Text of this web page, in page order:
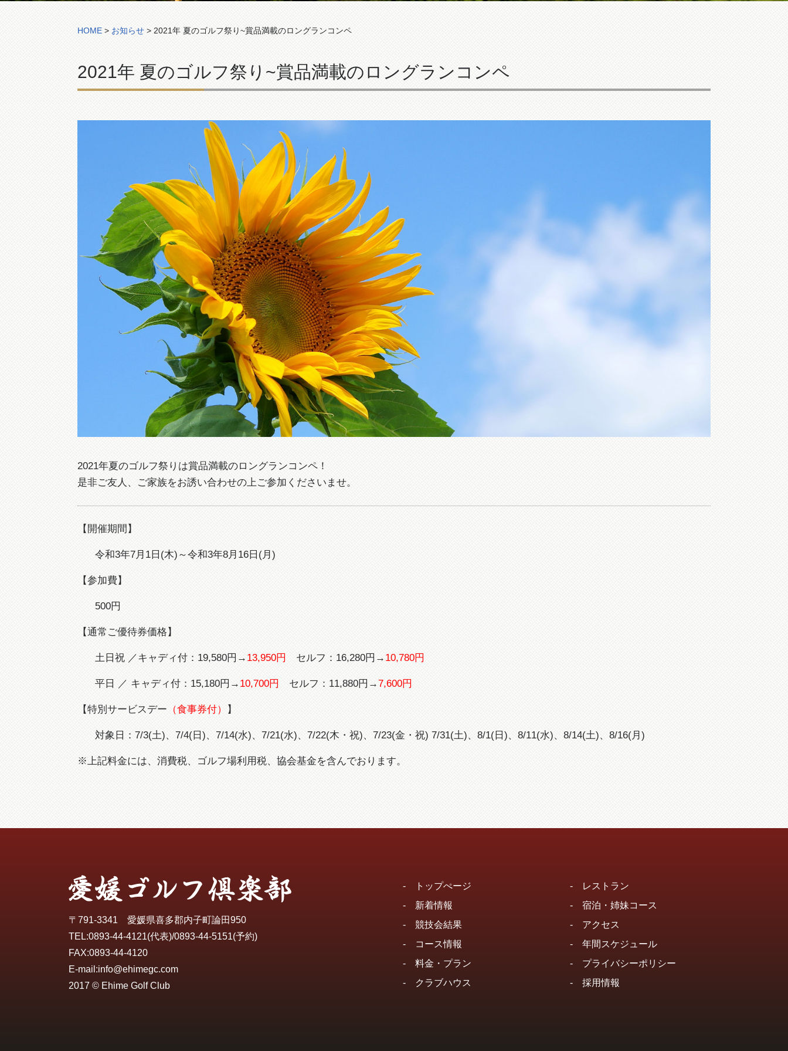
HOME > お知らせ > 2021年 夏のゴルフ祭り~賞品満載のロングランコンペ
2021年 夏のゴルフ祭り~賞品満載のロングランコンペ
2021年夏のゴルフ祭りは賞品満載のロングランコンペ！
是非ご友人、ご家族をお誘い合わせの上ご参加くださいませ。
【開催期間】
令和3年7月1日(木)～令和3年8月16日(月)
【参加費】
500円
【通常ご優待券価格】
土日祝 ／キャディ付：19,580円→ 13,950円 セルフ：16,280円→ 10,780円
平日 ／ キャディ付：15,180円→ 10,700円 セルフ：11,880円→7,600円
【特別サービスデー （食事券付） 】
対象日：7/3(土)、7/4(日)、7/14(水)、7/21(水)、7/22(木・祝)、7/23(金・祝) 7/31(土)、8/1(日)、8/11(水)、8/14(土)、8/16(月)
※上記料金には、消費税、ゴルフ場利用税、協会基金を含んでおります。
〒791-3341 愛媛県喜多郡内子町論田950
TEL:0893-44-4121(代表)/0893-44-5151(予約)
FAX:0893-44-4120
E-mail:info@ehimegc.com
2017 © Ehime Golf Club
-
トップぺージ
- 新着情報
- 競技会結果
-
コース情報
- 料金・プラン
-
クラブハウス
-
レストラン
- 宿泊・姉妹コース
- アクセス
- 年間スケジュール
- プライバシーポリシー
- 採用情報